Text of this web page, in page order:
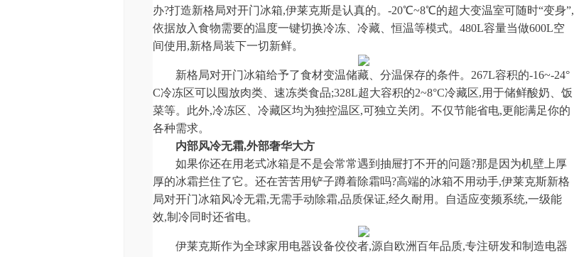
办?打造新格局对开门冰箱,伊莱克斯是认真的。-20℃~8℃的超大变温室可随时“变身”,
依据放入食物需要的温度一键切换冷冻、冷藏、恒温等模式。480L容量当做600L空
间使用,新格局装下一切新鲜。
新格局对开门冰箱给予了食材变温储藏、分温保存的条件。267L容积的-16~-24°
C冷冻区可以囤放肉类、速冻类食品;328L超大容积的2~8°C冷藏区,用于储鲜酸奶、饭
菜等。此外,冷冻区、冷藏区均为独控温区,可独立关闭。不仅节能省电,更能满足你的
各种需求。
内部风冷无霜,外部奢华大方
如果你还在用老式冰箱是不是会常常遇到抽屉打不开的问题?那是因为机壁上厚
厚的冰霜拦住了它。还在苦苦用铲子蹲着除霜吗?高端的冰箱不用动手,伊莱克斯新格
局对开门冰箱风冷无霜,无需手动除霜,品质保证,经久耐用。自适应变频系统,一级能
效,制冷同时还省电。
伊莱克斯作为全球家用电器设备佼佼者,源自欧洲百年品质,专注研发和制造电器